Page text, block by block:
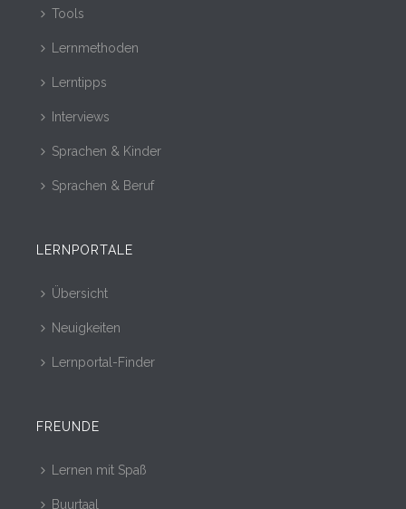
Tools
Lernmethoden
Lerntipps
Interviews
Sprachen & Kinder
Sprachen & Beruf
LERNPORTALE
Übersicht
Neuigkeiten
Lernportal-Finder
FREUNDE
Lernen mit Spaß
Buurtaal